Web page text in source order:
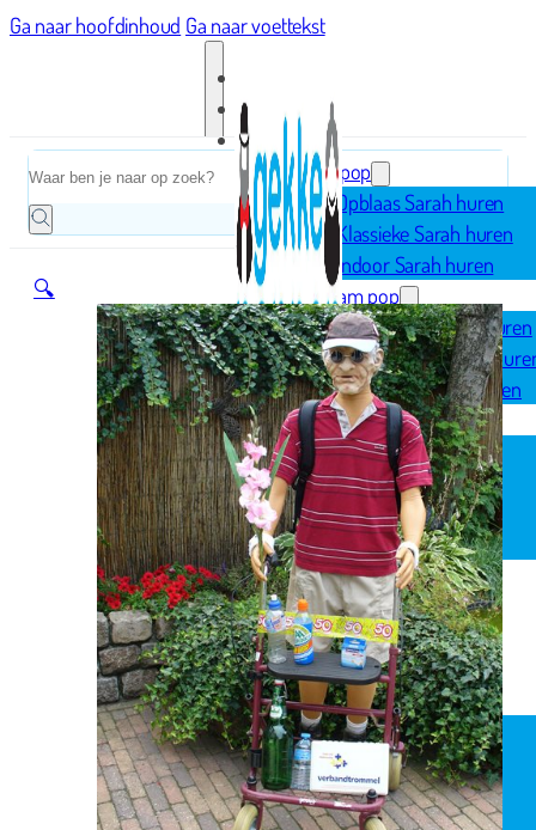
Ga naar hoofdinhoud Ga naar voettekst
Home
Sarah pop
Opblaas Sarah huren
Klassieke Sarah huren
Indoor Sarah huren
Abraham pop
Opblaas Abraham huren
Klassieke Abraham
Indoor Abraham huren
Geboorte
Opblaasfiguren
Geboorteborden
Ooievaar op nest
Spandoek geboorte
Huwelijk
Pensioen
Skytubes
Rode loper
Versiering
Geboorte versiering
Geslaagd versiering
Huwelijk versiering
Pensioen versiering
Zoeken
🔍